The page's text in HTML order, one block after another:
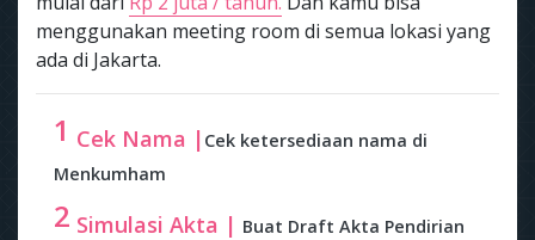
menggunakan meeting room di semua lokasi yang
ada di Jakarta.
1 Cek Nama | Cek ketersediaan nama di
Menkumham
2 Simulasi Akta | Buat Draft Akta Pendirian